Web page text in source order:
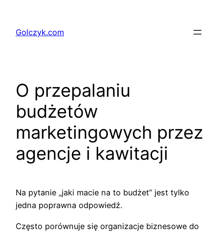
treściGolczyk.com
O przepalaniu
budżetów
marketingowych przez
agencje i kawitacji
Na pytanie „jaki macie na to budżet” jest tylko
jedna poprawna odpowiedź.
Często porównuje się organizacje biznesowe do